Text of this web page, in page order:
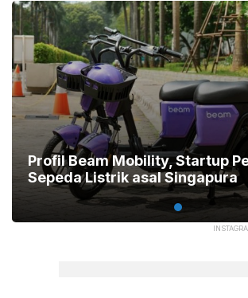
Profil Beam Mobility, Startup
Sepeda Listrik asal Singapura